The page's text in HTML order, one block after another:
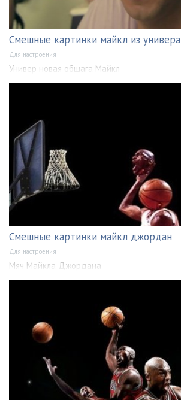
Смешные картинки майкл из универа
Для настроения
Универ новая общага Майкл
Смешные картинки майкл джордан
Для настроения
Мяч Майкла Джордана